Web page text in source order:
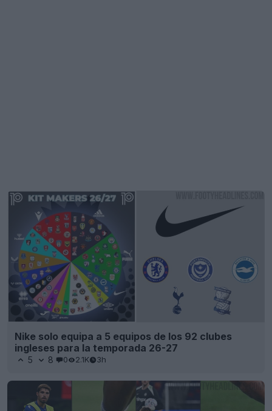
Nike solo equipa a 5 equipos de los 92 clubes
ingleses para la temporada 26-27
5 8 0 2.1K 3h